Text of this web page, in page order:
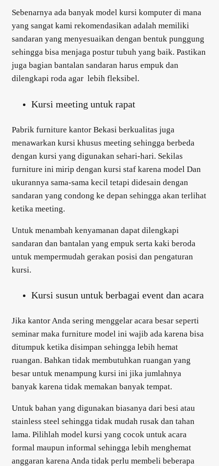
Sebenarnya ada banyak model kursi komputer di mana
yang sangat kami rekomendasikan adalah memiliki
sandaran yang menyesuaikan dengan bentuk punggung
sehingga bisa menjaga postur tubuh yang baik. Pastikan
juga bagian bantalan sandaran harus empuk dan
dilengkapi roda agar lebih fleksibel.
Kursi meeting untuk rapat
Pabrik furniture kantor Bekasi berkualitas juga
menawarkan kursi khusus meeting sehingga berbeda
dengan kursi yang digunakan sehari-hari. Sekilas
furniture ini mirip dengan kursi staf karena model Dan
ukurannya sama-sama kecil tetapi didesain dengan
sandaran yang condong ke depan sehingga akan terlihat
ketika meeting.
Untuk menambah kenyamanan dapat dilengkapi
sandaran dan bantalan yang empuk serta kaki beroda
untuk mempermudah gerakan posisi dan pengaturan
kursi.
Kursi susun untuk berbagai event dan acara
Jika kantor Anda sering menggelar acara besar seperti
seminar maka furniture model ini wajib ada karena bisa
ditumpuk ketika disimpan sehingga lebih hemat
ruangan. Bahkan tidak membutuhkan ruangan yang
besar untuk menampung kursi ini jika jumlahnya
banyak karena tidak memakan banyak tempat.
Untuk bahan yang digunakan biasanya dari besi atau
stainless steel sehingga tidak mudah rusak dan tahan
lama. Pilihlah model kursi yang cocok untuk acara
formal maupun informal sehingga lebih menghemat
anggaran karena Anda tidak perlu membeli beberapa